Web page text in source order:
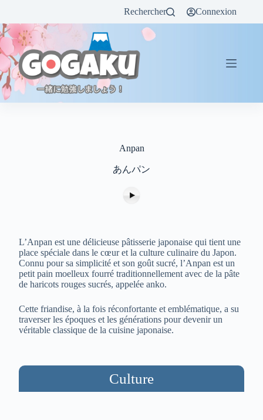
Rechercher Connexion
Anpan
あんパン
L’Anpan est une délicieuse pâtisserie japonaise qui tient une
place spéciale dans le cœur et la culture culinaire du Japon.
Connu pour sa simplicité et son goût sucré, l’Anpan est un
petit pain moelleux fourré traditionnellement avec de la pâte
de haricots rouges sucrés, appelée anko.
Cette friandise, à la fois réconfortante et emblématique, a su
traverser les époques et les générations pour devenir un
véritable classique de la cuisine japonaise.
Culture